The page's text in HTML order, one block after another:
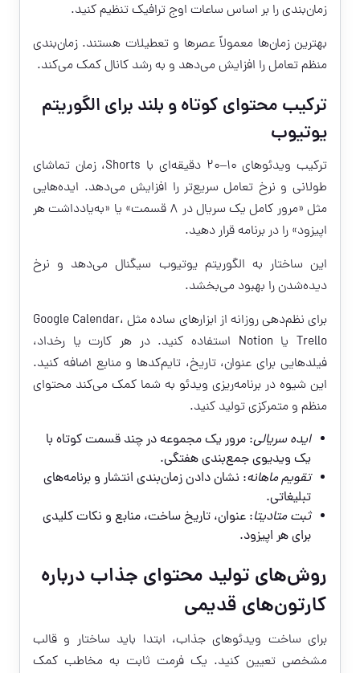
زمان‌بندی را بر اساس ساعات اوج ترافیک تنظیم کنید.
بهترین زمان‌ها معمولاً عصرها و تعطیلات هستند. زمان‌بندی
منظم تعامل را افزایش می‌دهد و به رشد کانال کمک می‌کند.
ترکیب محتوای کوتاه و بلند برای الگوریتم
یوتیوب
ترکیب ویدئوهای ۱۰–۲۰ دقیقه‌ای با Shorts، زمان تماشای
طولانی و نرخ تعامل سریع‌تر را افزایش می‌دهد. ایده‌هایی
مثل «مرور کامل یک سریال در ۸ قسمت» یا «به‌یادداشت هر
اپیزود» را در برنامه قرار دهید.
این ساختار به الگوریتم یوتیوب سیگنال می‌دهد و نرخ
دیده‌شدن را بهبود می‌بخشد.
برای نظم‌دهی روزانه از ابزارهای ساده مثل Google Calendar،
Trello یا Notion استفاده کنید. در هر کارت یا رخداد،
فیلدهایی برای عنوان، تاریخ، تایم‌کدها و منابع اضافه کنید.
این شیوه در برنامه‌ریزی ویدئو به شما کمک می‌کند محتوای
منظم و متمرکزی تولید کنید.
ایده سریالی: مرور یک مجموعه در چند قسمت کوتاه با
یک ویدیوی جمع‌بندی هفتگی.
تقویم ماهانه: نشان دادن زمان‌بندی انتشار و برنامه‌های
تبلیغاتی.
ثبت متادیتا: عنوان، تاریخ ساخت، منابع و نکات کلیدی
برای هر اپیزود.
روش‌های تولید محتوای جذاب درباره
کارتون‌های قدیمی
برای ساخت ویدئوهای جذاب، ابتدا باید ساختار و قالب
مشخصی تعیین کنید. یک فرمت ثابت به مخاطب کمک